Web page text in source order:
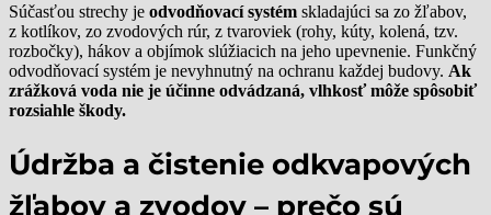
Súčasťou strechy je odvodňovací systém skladajúci sa zo žľabov,
z kotlíkov, zo zvodových rúr, z tvaroviek (rohy, kúty, kolená, tzv.
rozbočky), hákov a objímok slúžiacich na jeho upevnenie. Funkčný
odvodňovací systém je nevyhnutný na ochranu každej budovy. Ak
zrážková voda nie je účinne odvádzaná, vlhkosť môže spôsobiť
rozsiahle škody.
Údržba a čistenie odkvapových
žľabov a zvodov – prečo sú